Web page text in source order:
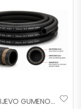
CRIJEVO GUMENO 20bar Fi 14x21mm